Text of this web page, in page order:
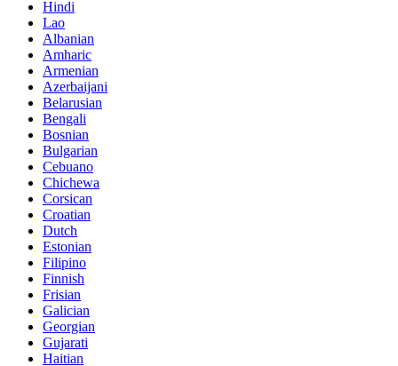
Hindi
Lao
Albanian
Amharic
Armenian
Azerbaijani
Belarusian
Bengali
Bosnian
Bulgarian
Cebuano
Chichewa
Corsican
Croatian
Dutch
Estonian
Filipino
Finnish
Frisian
Galician
Georgian
Gujarati
Haitian